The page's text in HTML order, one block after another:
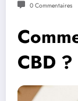
0 Commentaires
CBD ?